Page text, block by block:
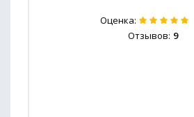
Оценка:
Отзывов: 9